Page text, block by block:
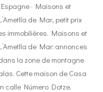
· Maisons et
de Mar, petit prix
immobilières. Maisons et
de Mar: annonces
la zone de montagne
Cette maison de Casa
calle Número Dotze.